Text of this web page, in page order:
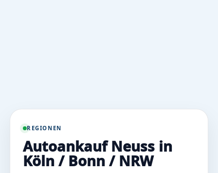
REGIONEN
Autoankauf Neuss in
Köln / Bonn / NRW